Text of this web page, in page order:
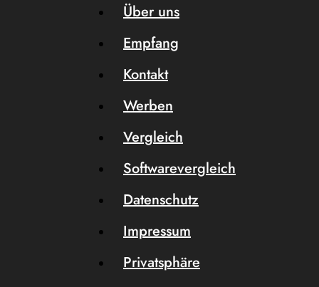
Über uns
Empfang
Kontakt
Werben
Vergleich
Softwarevergleich
Datenschutz
Impressum
Privatsphäre